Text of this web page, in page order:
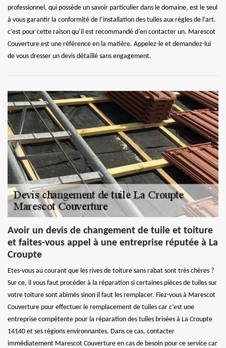
professionnel, qui possède un savoir particulier dans le domaine, est le seul
à vous garantir la conformité de l’installation des tuiles aux règles de l’art.
c’est pour cette raison qu’il est recommandé d’en contacter un. Marescot
Couverture est une référence en la matière. Appelez-le et demandez-lui
de vous dresser un devis détaillé sans engagement.
Avoir un devis de changement de tuile et toiture
et faites-vous appel à une entreprise réputée à La
Croupte
Etes-vous au courant que les rives de toiture sans rabat sont très chères ?
Sur ce, il vous faut procéder à la réparation si certaines pièces de tuiles sur
votre toiture sont abimés sinon il faut les remplacer. Fiez-vous à Marescot
Couverture pour effectuer le remplacement de tuiles car c’est une
entreprise compétente pour la réparation des tuiles brisées à La Croupte
14140 et ses régions environnantes. Dans ce cas, contacter
immédiatement Marescot Couverture en cas de besoin pour ce service car